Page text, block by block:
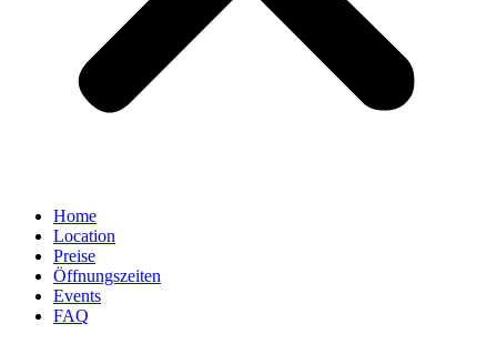
Home
Location
Preise
Öffnungszeiten
Events
FAQ